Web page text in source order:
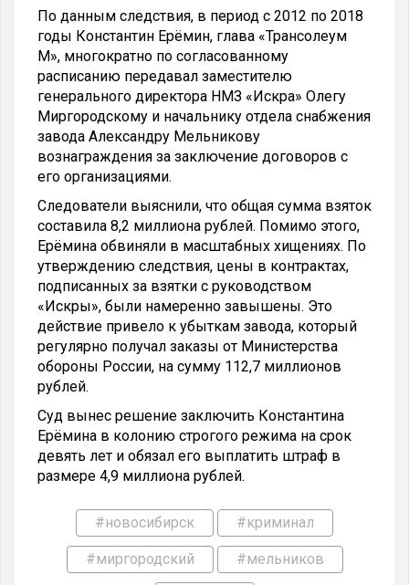
По данным следствия, в период с 2012 по 2018
годы Константин Ерёмин, глава «Трансолеум
М», многократно по согласованному
расписанию передавал заместителю
генерального директора НМЗ «Искра» Олегу
Миргородскому и начальнику отдела снабжения
завода Александру Мельникову
вознаграждения за заключение договоров с
его организациями.
Следователи выяснили, что общая сумма взяток
составила 8,2 миллиона рублей. Помимо этого,
Ерёмина обвиняли в масштабных хищениях. По
утверждению следствия, цены в контрактах,
подписанных за взятки с руководством
«Искры», были намеренно завышены. Это
действие привело к убыткам завода, который
регулярно получал заказы от Министерства
обороны России, на сумму 112,7 миллионов
рублей.
Суд вынес решение заключить Константина
Ерёмина в колонию строгого режима на срок
девять лет и обязал его выплатить штраф в
размере 4,9 миллиона рублей.
#новосибирск #криминал
#миргородский #мельников